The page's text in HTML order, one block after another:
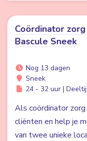
Coördinator
Bascule Sneek
Nog 13 dagen
Sneek
24 - 32 uur |
Als coördinator
cliënten en help je
van twee unieke